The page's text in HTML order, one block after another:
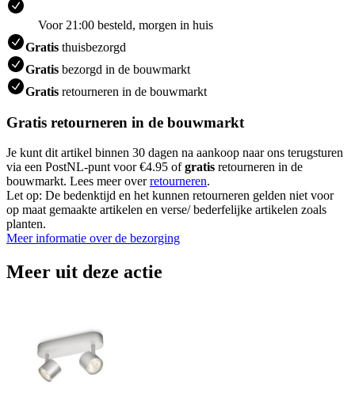
Voor 21:00 besteld, morgen in huis
Gratis thuisbezorgd
Gratis bezorgd in de bouwmarkt
Gratis retourneren in de bouwmarkt
Gratis retourneren in de bouwmarkt
Je kunt dit artikel binnen 30 dagen na aankoop naar ons terugsturen
via een PostNL-punt voor €4.95 ofgratis retourneren in de
bouwmarkt. Lees meer overretourneren.
Let op: De bedenktijd en het kunnen retourneren gelden niet voor
op maat gemaakte artikelen en verse/ bederfelijke artikelen zoals
planten.
Meer informatie over de bezorging
Meer uit deze actie